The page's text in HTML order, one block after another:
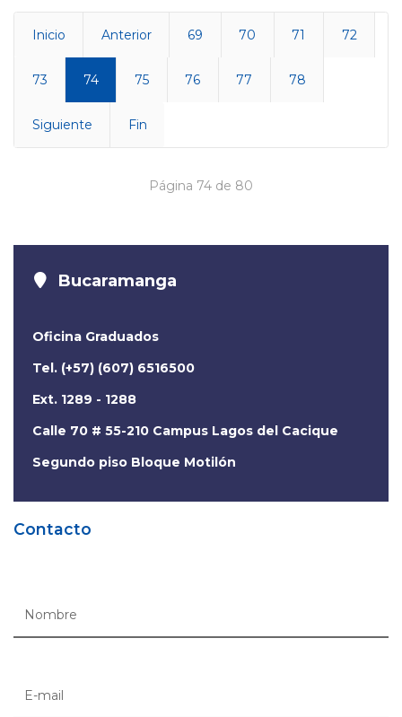
Inicio Anterior 69 70 71 72
73 74 75 76 77 78
Siguiente Fin
Página 74 de 80
Bucaramanga
Oficina Graduados
Tel. (+57) (607) 6516500
Ext. 1289 - 1288
Calle 70 # 55-210 Campus Lagos del Cacique
Segundo piso Bloque Motilón
Contacto